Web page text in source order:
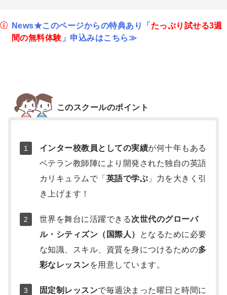
News★このページからの特典あり「 たっぷり試せる3週
間の無料体験」申込みはこちら≫
足
このスクールのポイント
インター校教員としての実績が何十年もある
ベテラン教師陣により開発された独自の英語
カリキュラムで「 英語で学ぶ 」力を大きく引
き上げます！
世界を舞台に活躍できる次世代のグローバ
ル・シティズン（国際人）
となるために必要
な知識、スキル、資質を身につけるための多
彩なレッスンを用意しています。
固定制レッスンで毎週決まった曜日と時間に